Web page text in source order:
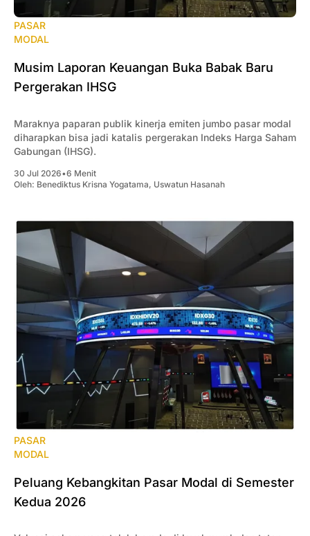
PASAR
MODAL
‎Musim Laporan Keuangan Buka Babak Baru
Pergerakan IHSG
Maraknya paparan publik kinerja emiten jumbo pasar modal
diharapkan bisa jadi katalis pergerakan Indeks Harga Saham
Gabungan (IHSG).
30 Jul 2026•6 Menit
Oleh: Benediktus Krisna Yogatama, Uswatun Hasanah
PASAR
MODAL
Peluang Kebangkitan Pasar Modal di Semester
Kedua 2026